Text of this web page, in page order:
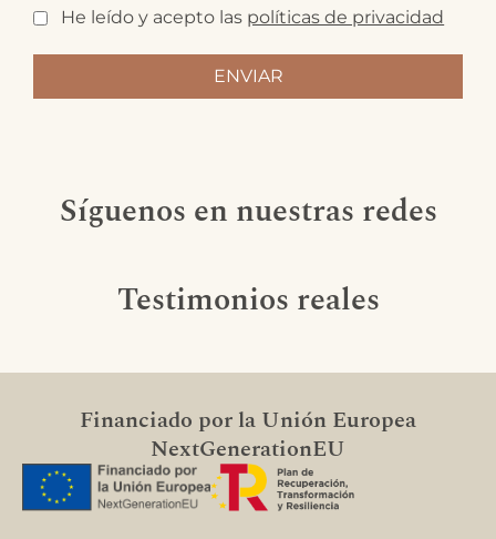
He leído y acepto las políticas de privacidad
Síguenos en nuestras redes
Testimonios reales
Financiado por la Unión Europea
NextGenerationEU